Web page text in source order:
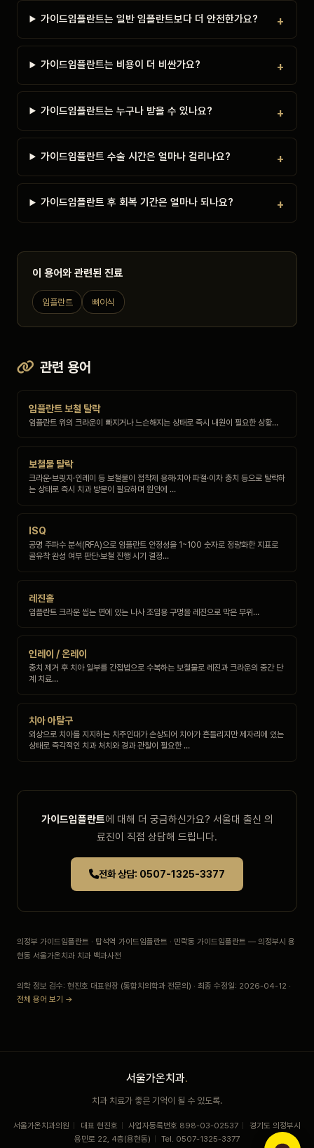
가이드임플란트는 일반 임플란트보다 더 안전한가요?
가이드임플란트는 비용이 더 비싼가요?
가이드임플란트는 누구나 받을 수 있나요?
가이드임플란트 수술 시간은 얼마나 걸리나요?
가이드임플란트 후 회복 기간은 얼마나 되나요?
이 용어와 관련된 진료
임플란트 뼈이식
관련 용어
임플란트 보철 탈락
임플란트 위의 크라운이 빠지거나 느슨해지는 상태로 즉시 내원이 필요한 상황…
보철물 탈락
크라운·브릿지·인레이 등 보철물이 접착제 용해·치아 파절·이차 충치 등으로 탈락하
는 상태로 즉시 치과 방문이 필요하며 원인에 …
ISQ
공명 주파수 분석(RFA)으로 임플란트 안정성을 1~100 숫자로 정량화한 지표로
골유착 완성 여부 판단·보철 진행 시기 결정…
레진홀
임플란트 크라운 씹는 면에 있는 나사 조임용 구멍을 레진으로 막은 부위…
인레이 / 온레이
충치 제거 후 치아 일부를 간접법으로 수복하는 보철물로 레진과 크라운의 중간 단
계 치료…
치아 아탈구
외상으로 치아를 지지하는 치주인대가 손상되어 치아가 흔들리지만 제자리에 있는
상태로 즉각적인 치과 처치와 경과 관찰이 필요한 …
가이드임플란트에 대해 더 궁금하신가요? 서울대 출신 의
료진이 직접 상담해 드립니다.
전화 상담: 0507-1325-3377
의정부 가이드임플란트 · 탑석역 가이드임플란트 · 민락동 가이드임플란트 — 의정부시 용
현동 서울가온치과 치과 백과사전
의학 정보 검수: 현진호 대표원장 (통합치의학과 전문의) · 최종 수정일: 2026-04-12 ·
전체 용어 보기 →
서울가온치과.
치과 치료가 좋은 기억이 될 수 있도록.
서울가온치과의원 | 대표 현진호 | 사업자등록번호 898-03-02537 |
경기도 의정부시
용민로 22, 4층(용현동) | Tel. 0507-1325-3377